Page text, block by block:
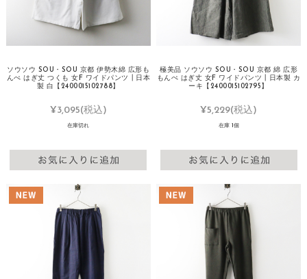
ソウソウ SOU・SOU 京都 伊勢木綿 広形も
んぺ はぎ丈 つくも 女F ワイドパンツ┃日本
製 白【2400015102788】
¥3,095(税込)
在庫切れ
極美品 ソウソウ SOU・SOU 京都 綿 広形
もんぺ はぎ丈 女F ワイドパンツ┃日本製 カ
ーキ【2400015102795】
¥5,229(税込)
在庫 1個